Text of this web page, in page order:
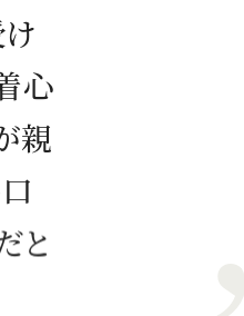
け
心
親
口
と